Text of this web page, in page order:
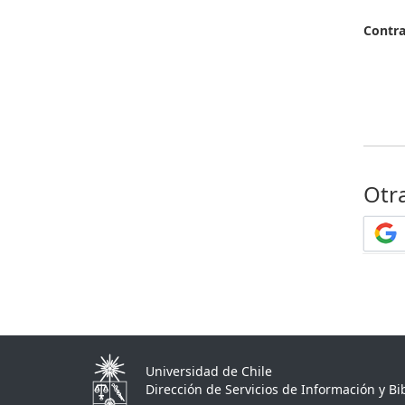
Universidad de Chile
Dirección de Servicios de Información y